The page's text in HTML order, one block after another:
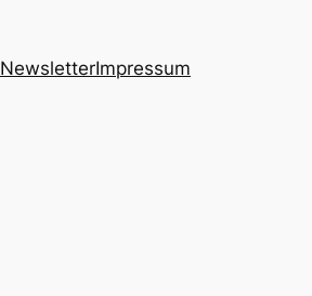
NewsletterImpressum